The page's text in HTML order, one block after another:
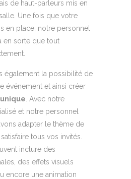
de haut-parleurs mis en
Une fois que votre
en place, notre personnel
en sorte que tout
également la possibilité de
événement et ainsi créer
. Avec notre
et notre personnel
adapter le thème de
tous vos invités.
inclure des
des effets visuels
encore une animation